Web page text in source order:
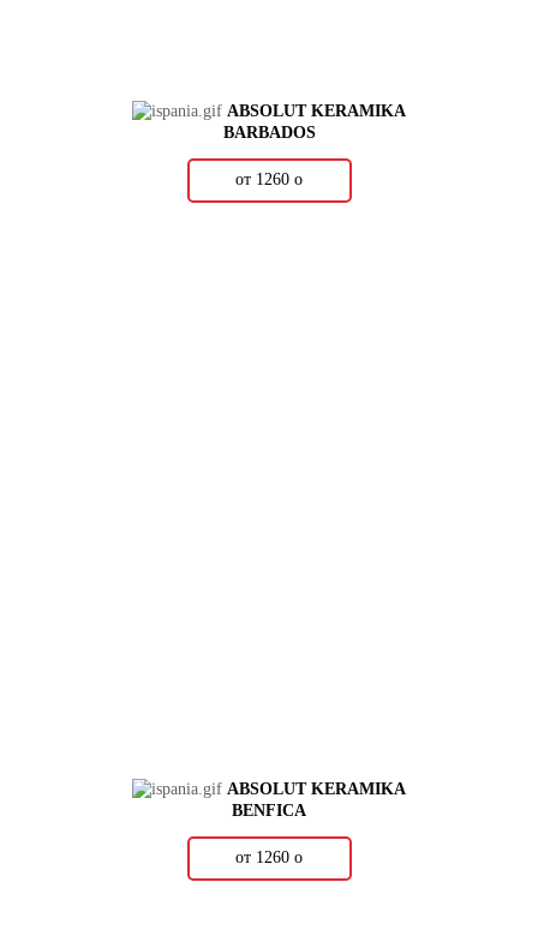
ABSOLUT KERAMIKA
BARBADOS
от 1260 о
ABSOLUT KERAMIKA
BENFICA
от 1260 о